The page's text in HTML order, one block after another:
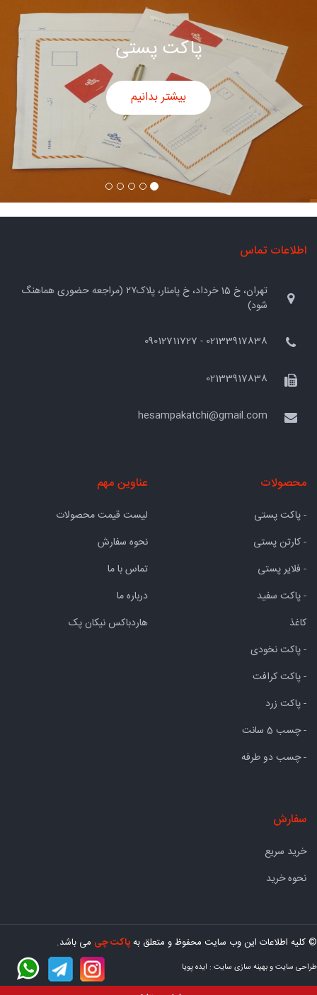
پاکت سفید
بیشتر بدانیم
اطلاعات تماس
تهران، خ 15 خرداد، خ پامنار، پلاک۲۷ (مراجعه حضوری هماهنگ
شود)
02133917838 - 09012711727
02133917838
hesampakatchi@gmail.com
محصولات
- پاکت پستی
- کارتن پستی
- فلایر پستی
- پاکت سفید
کاغذ
- پاکت نخودی
- پاکت کرافت
- پاکت زرد
- چسب 5 سانت
- چسب دو طرفه
عناوین مهم
لیست قیمت محصولات
نحوه سفارش
تماس با ما
درباره ما
هاردباکس نیکان پک
سفارش
خرید سریع
نحوه خرید
© کلیه اطلاعات این وب سایت محفوظ و متعلق بهپاکت چی می باشد.
طراحی سایتوبهینه سازی سایت : ایده پویا